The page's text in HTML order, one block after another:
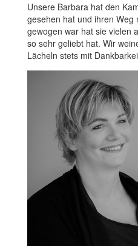
Unsere Barbara hat den
gesehen hat und ihren
gewogen war hat sie vielen
so sehr geliebt hat. Wir
Lächeln stets mit